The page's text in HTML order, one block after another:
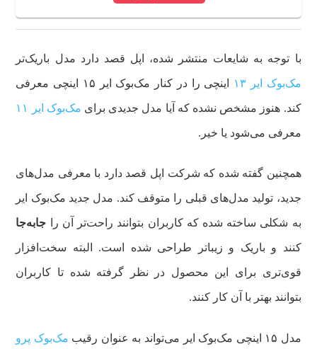
با توجه به شایعات منتشر شده، اپل قصد دارد مدل باریک‌تر
مک‌بوک ایر ۱۳ اینچی را در کنار مک‌بوک ایر ۱۵ اینچی معرفی
کند. هنوز مشخص نشده که آیا مدل جدیدی برای مک‌بوک ایر ۱۱
معرفی می‌شود یا خیر.
همچنین گفته شده که شرکت اپل قصد دارد با معرفی مدل‌های
جدید، تولید مدل‌های قبلی را متوقف کند. مدل جدید مک‌بوک ایر
به شکلی ساخته شده که کاربران بتوانند راحت‌تر آن را جابه‌جا
کنند و باریک و زیباتر طراحی شده است. البته سخت‌افزار
قوی‌تری برای این محصول در نظر گرفته شده تا کاربران
بتوانند بهتر با آن کار کنند.
مدل ۱۵ اینچی مک‌بوک ایر می‌تواند به عنوان رقیب مک‌بوک پرو